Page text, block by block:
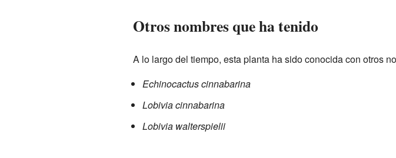
Otros nombres que ha tenido
A lo largo del tiempo, esta planta ha sido conocida con otros
Echinocactus cinnabarina
Lobivia cinnabarina
Lobivia walterspielii